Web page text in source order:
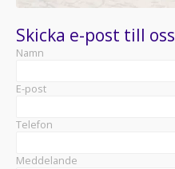
Skicka e-post till oss
Namn
E-post
Telefon
Meddelande